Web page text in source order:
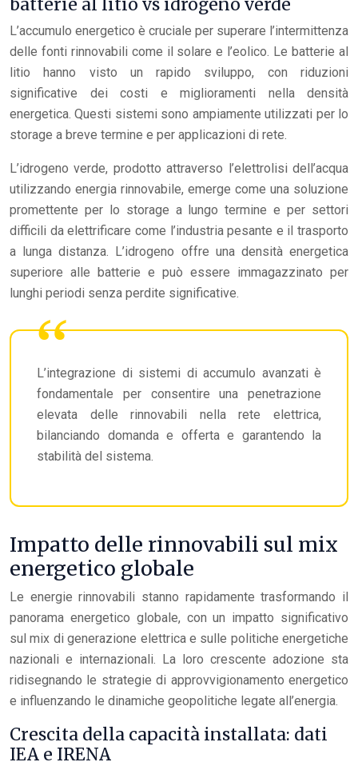
batterie al litio vs idrogeno verde
L’accumulo energetico è cruciale per superare l’intermittenza
delle fonti rinnovabili come il solare e l’eolico. Le batterie al
litio hanno visto un rapido sviluppo, con riduzioni
significative dei costi e miglioramenti nella densità
energetica. Questi sistemi sono ampiamente utilizzati per lo
storage a breve termine e per applicazioni di rete.
L’idrogeno verde, prodotto attraverso l’elettrolisi dell’acqua
utilizzando energia rinnovabile, emerge come una soluzione
promettente per lo storage a lungo termine e per settori
difficili da elettrificare come l’industria pesante e il trasporto
a lunga distanza. L’idrogeno offre una densità energetica
superiore alle batterie e può essere immagazzinato per
lunghi periodi senza perdite significative.
L’integrazione di sistemi di accumulo avanzati è
fondamentale per consentire una penetrazione
elevata delle rinnovabili nella rete elettrica,
bilanciando domanda e offerta e garantendo la
stabilità del sistema.
Impatto delle rinnovabili sul mix
energetico globale
Le energie rinnovabili stanno rapidamente trasformando il
panorama energetico globale, con un impatto significativo
sul mix di generazione elettrica e sulle politiche energetiche
nazionali e internazionali. La loro crescente adozione sta
ridisegnando le strategie di approvvigionamento energetico
e influenzando le dinamiche geopolitiche legate all’energia.
Crescita della capacità installata: dati
IEA e IRENA